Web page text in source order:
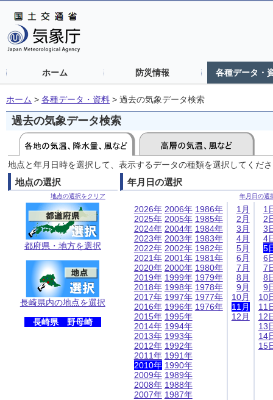
ホーム 防災情報 各種データ・
ホーム > 各種データ・資料 > 過去の気象データ検索
過去の気象データ検索
地点と年月日時を選択して、表示するデータの種類を選択してくだ
地点の選択
地点の選択をクリア
都府県・地方を選択
長崎県内の地点を選択
長崎県 野母崎
年月日の選択
年月日の選
2026年
2025年
2024年
2023年
2022年
2021年
2020年
2019年
2018年
2017年
2016年
2015年
2014年
2013年
2012年
2011年
2010年
2009年
2008年
2007年
2006年
2005年
2004年
2003年
2002年
2001年
2000年
1999年
1998年
1997年
1996年
1995年
1994年
1993年
1992年
1991年
1990年
1989年
1988年
1987年
1986年
1985年
1984年
1983年
1982年
1981年
1980年
1979年
1978年
1977年
1976年
1月
2月
3月
4月
5月
6月
7月
8月
9月
10月
11月
12月
1
2
3
4
5
6
7
8
9
10
11
12
13
14
15